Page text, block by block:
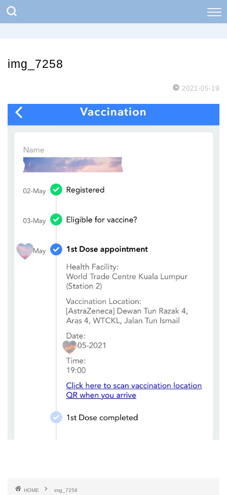
img_7258
2021-05-19
HOME img_7258